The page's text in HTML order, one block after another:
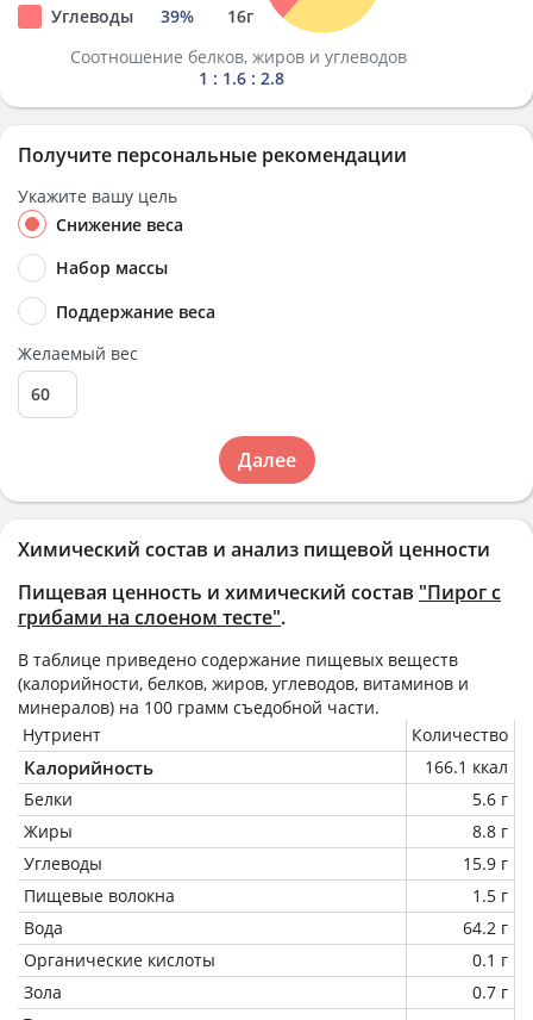
Химический состав и анализ пищевой ценности
Пищевая ценность и химический состав "Пирог с
грибами на слоеном тесте".
В таблице приведено содержание пищевых веществ
(калорийности, белков, жиров, углеводов, витаминов и
минералов) на 100 грамм съедобной части.
Нутриент
Количество
Калорийность
166.1 ккал
Белки
5.6 г
Жиры
8.8 г
Углеводы
15.9 г
Пищевые волокна
1.5 г
Вода
64.2 г
Органические кислоты
0.1 г
Зола
0.7 г
Углеводы
39% 16г
Соотношение белков, жиров и углеводов
1 : 1.6 : 2.8
Получите персональные рекомендации
Укажите вашу цель
Снижение веса
Набор массы
Поддержание веса
Желаемый вес
Далее